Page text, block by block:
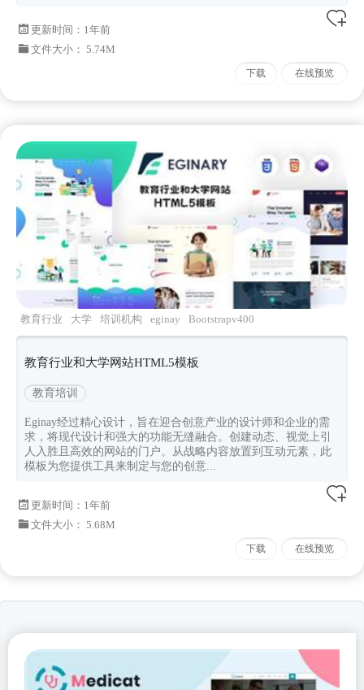
更新时间： 1年前
文件大小： 5.74M
下载 在线预览
教育行业 大学 培训机构 eginay Bootstrapv400
教育行业和大学网站HTML5模板
教育培训
Eginay经过精心设计，旨在迎合创意产业的设计师和企业的需
求，将现代设计和强大的功能无缝融合。创建动态、视觉上引
人入胜且高效的网站的门户。从战略内容放置到互动元素，此
模板为您提供工具来制定与您的创意...
更新时间： 1年前
文件大小： 5.68M
下载 在线预览